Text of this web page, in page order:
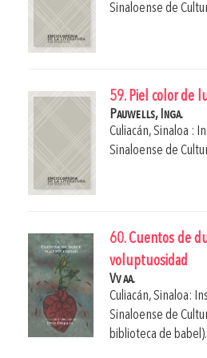
Sinaloense de
59. Piel color de
Pauwells, Inga.
Culiacán, Sinaloa :
Sinaloense de
60. Cuentos de
voluptuosidad
Vv aa.
Culiacán, Sinaloa:
Sinaloense de
biblioteca de babel).